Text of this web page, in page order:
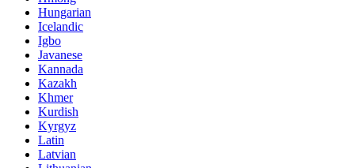
Hungarian
Icelandic
Igbo
Javanese
Kannada
Kazakh
Khmer
Kurdish
Kyrgyz
Latin
Latvian